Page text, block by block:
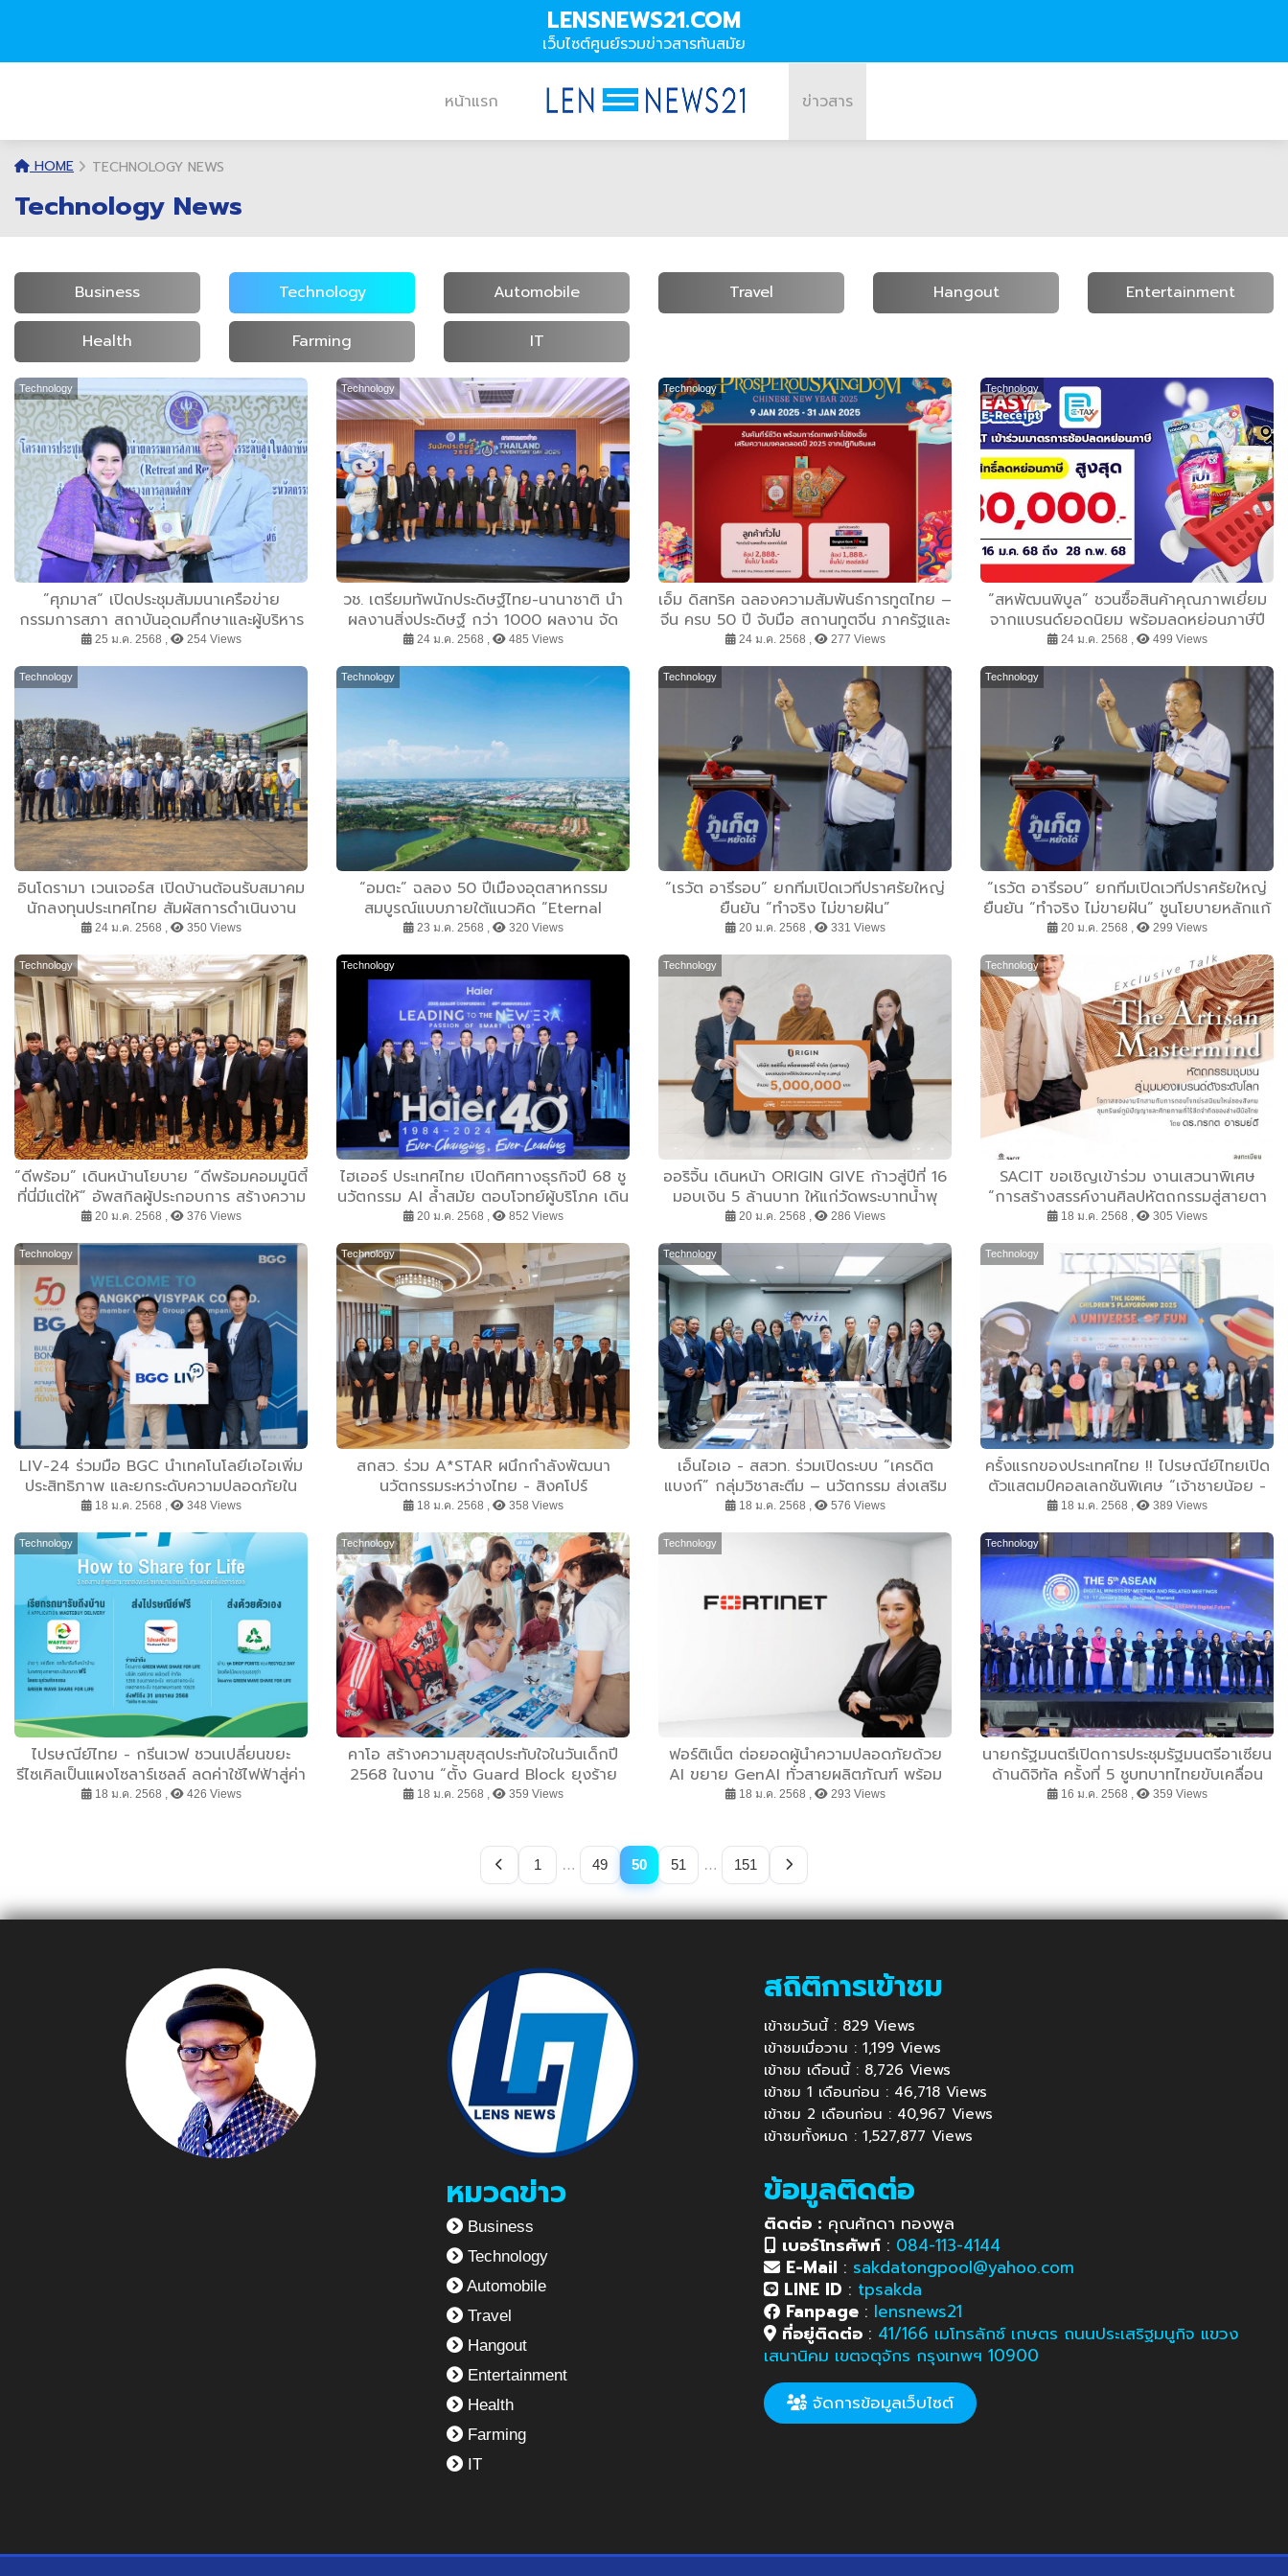
LENSNEWS21.COM
เว็บไซต์ศูนย์รวมข่าวสารทันสมัย
หน้าแรก ข่าวสาร
HOME TECHNOLOGY NEWS
Technology News
Business Technology Automobile Travel Hangout Entertainment
Health Farming IT
Technology
”ศุภมาส“ เปิดประชุมสัมมนาเครือข่าย
กรรมการสภา สถาบันอุดมศึกษาและผู้บริหาร
ระดับสูง (สบส.) ย้ำนโยบาย “ 2 ลด 2 เพิ่ม ”
ลดภาระ-ลดความเหลื่อมล้ำ-เพิ่มทักษะ-เพิ่ม
โอกาส เตรียมพลิกโฉมสถาบันอุดมศึกษาไทย
ประเทศไทย ก้าวหน้าฉับไว ทัดเทียมสากล
25 ม.ค. 2568 , 254 Views
Technology
วช. เตรียมทัพนักประดิษฐ์ไทย-นานาชาติ นำ
ผลงานสิ่งประดิษฐ์ กว่า 1000 ผลงาน จัด
แสดงอย่างยิ่งใหญ่ ในงาน วันนักประดิษฐ์
2568 2 - 6 ก.พ.นี้ ที่ Event Hall 101 - 104
ไบเทค บางนา
24 ม.ค. 2568 , 485 Views
Technology
เอ็ม ดิสทริค ฉลองความสัมพันธ์การทูตไทย –
จีน ครบ 50 ปี จับมือ สถานทูตจีน ภาครัฐและ
พันธมิตร สร้างปรากฏการณ์เทศกาลตรุษจีน
สุดยิ่งใหญ่ระดับเอเชีย
24 ม.ค. 2568 , 277 Views
Technology
“สหพัฒนพิบูล” ชวนซื้อสินค้าคุณภาพเยี่ยม
จากแบรนด์ยอดนิยม พร้อมลดหย่อนภาษีปี
2568 ด้วย “Easy E-Receipt 2.0”
24 ม.ค. 2568 , 499 Views
Technology
อินโดรามา เวนเจอร์ส เปิดบ้านต้อนรับสมาคม
นักลงทุนประเทศไทย สัมผัสการดำเนินงาน
เพื่อความยั่งยืน
24 ม.ค. 2568 , 350 Views
Technology
“อมตะ” ฉลอง 50 ปีเมืองอุตสาหกรรม
สมบูรณ์แบบภายใต้แนวคิด “Eternal
Dream” รุกเพิ่มศักยภาพธุรกิจขยาย
โครงสร้างพื้นฐานสร้างความเชื่อมั่นการลงทุน
23 ม.ค. 2568 , 320 Views
Technology
“เรวัต อารีรอบ” ยกทีมเปิดเวทีปราศรัยใหญ่
ยืนยัน “ทำจริง ไม่ขายฝัน”
20 ม.ค. 2568 , 331 Views
Technology
“เรวัต อารีรอบ” ยกทีมเปิดเวทีปราศรัยใหญ่
ยืนยัน “ทำจริง ไม่ขายฝัน” ชูนโยบายหลักแก้
ปัญหาจราจร เปิดพื้นที่ให้คนรุ่นใหม่ มั่นใจชาว
ภูเก็ตเทคะแนน หลังเห็นผลงานที่ผ่านมา
20 ม.ค. 2568 , 299 Views
Technology
“ดีพร้อม” เดินหน้านโยบาย “ดีพร้อมคอมมูนิตี้
ที่นี่มีแต่ให้” อัพสกิลผู้ประกอบการ สร้างความ
ปลอดภัยซัพพลายเชน และเติบโตอย่างยั่งยืน
20 ม.ค. 2568 , 376 Views
Technology
ไฮเออร์ ประเทศไทย เปิดทิศทางธุรกิจปี 68 ชู
นวัตกรรม AI ล้ำสมัย ตอบโจทย์ผู้บริโภค เดิน
หน้าสู่ผู้นำเครื่องใช้ไฟฟ้าเบอร์ 1 ในเอเชีย
20 ม.ค. 2568 , 852 Views
Technology
ออริจิ้น เดินหน้า ORIGIN GIVE ก้าวสู่ปีที่ 16
มอบเงิน 5 ล้านบาท ให้แก่วัดพระบาทน้ำพุ
ร่วมสร้างโอกาสและคุณภาพชีวิตที่ดีให้ผู้ป่วย
และผู้ด้อยโอกาส
20 ม.ค. 2568 , 286 Views
Technology
SACIT ขอเชิญเข้าร่วม งานเสวนาพิเศษ
“การสร้างสรรค์งานศิลปหัตถกรรมสู่สายตา
แบรนด์ระดับโลก”
18 ม.ค. 2568 , 305 Views
Technology
LIV-24 ร่วมมือ BGC นำเทคโนโลยีเอไอเพิ่ม
ประสิทธิภาพ และยกระดับความปลอดภัยใน
ภาคอุตสาหกรรม
18 ม.ค. 2568 , 348 Views
Technology
สกสว. ร่วม A*STAR ผนึกกำลังพัฒนา
นวัตกรรมระหว่างไทย - สิงคโปร์
18 ม.ค. 2568 , 358 Views
Technology
เอ็นไอเอ - สสวท. ร่วมเปิดระบบ “เครดิต
แบงก์” กลุ่มวิชาสะตีม – นวัตกรรม ส่งเสริม
ความก้าวหน้าในอาชีพเด็กไทย พร้อมเชื่อม
18 ม.ค. 2568 , 576 Views
Technology
ครั้งแรกของประเทศไทย !! ไปรษณีย์ไทยเปิด
ตัวแสตมป์คอลเลกชันพิเศษ “เจ้าชายน้อย -
The Little Prince” เนื่องในโอกาสวันเด็ก
18 ม.ค. 2568 , 389 Views
Technology
ไปรษณีย์ไทย - กรีนเวฟ ชวนเปลี่ยนขยะ
รีไซเคิลเป็นแผงโซลาร์เซลล์ ลดค่าใช้ไฟฟ้าสู่ค่า
ดูแลรักษาผู้ป่วยใน รพ.บ่อเกลือ จ.น่าน ส่งฟรี!
18 ม.ค. 2568 , 426 Views
Technology
คาโอ สร้างความสุขสุดประทับใจในวันเด็กปี
2568 ในงาน “ตั้ง Guard Block ยุงร้าย
พร้อมตะลุย ZOO! ทั้งครอบครัว” กับ บิโอเร
18 ม.ค. 2568 , 359 Views
Technology
ฟอร์ติเน็ต ต่อยอดผู้นำความปลอดภัยด้วย
AI ขยาย GenAI ทั่วสายผลิตภัณฑ์ พร้อม
เปิดตัวสองโซลูชันใหม่ รักษาความปลอดภัย
18 ม.ค. 2568 , 293 Views
Technology
นายกรัฐมนตรีเปิดการประชุมรัฐมนตรีอาเซียน
ด้านดิจิทัล ครั้งที่ 5 ชูบทบาทไทยขับเคลื่อน
อาเซียนสู่อนาคตดิจิทัล
16 ม.ค. 2568 , 359 Views
1 … 49 50 51 … 151
หมวดข่าว
Business
Technology
Automobile
Travel
Hangout
Entertainment
Health
Farming
IT
สถิติการเข้าชม
เข้าชมวันนี้ : 829 Views
เข้าชมเมื่อวาน : 1,199 Views
เข้าชม เดือนนี้ : 8,726 Views
เข้าชม 1 เดือนก่อน : 46,718 Views
เข้าชม 2 เดือนก่อน : 40,967 Views
เข้าชมทั้งหมด : 1,527,877 Views
ข้อมูลติดต่อ
ติดต่อ : คุณศักดา ทองพูล
เบอร์โทรศัพท์ : 084-113-4144
E-Mail : sakdatongpool@yahoo.com
LINE ID : tpsakda
Fanpage : lensnews21
ที่อยู่ติดต่อ : 41/166 เมโทรลักซ์ เกษตร ถนนประเสริฐมนูกิจ แขวง
เสนานิคม เขตจตุจักร กรุงเทพฯ 10900
จัดการข้อมูลเว็บไซต์